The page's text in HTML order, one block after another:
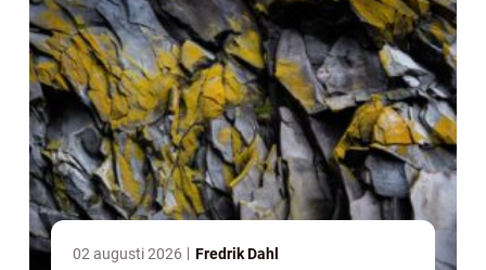
02 augusti 2026 Fredrik Dahl